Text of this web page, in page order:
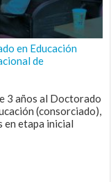
en Educación
de
3 años al Doctorado
(consorciado),
en etapa inicial